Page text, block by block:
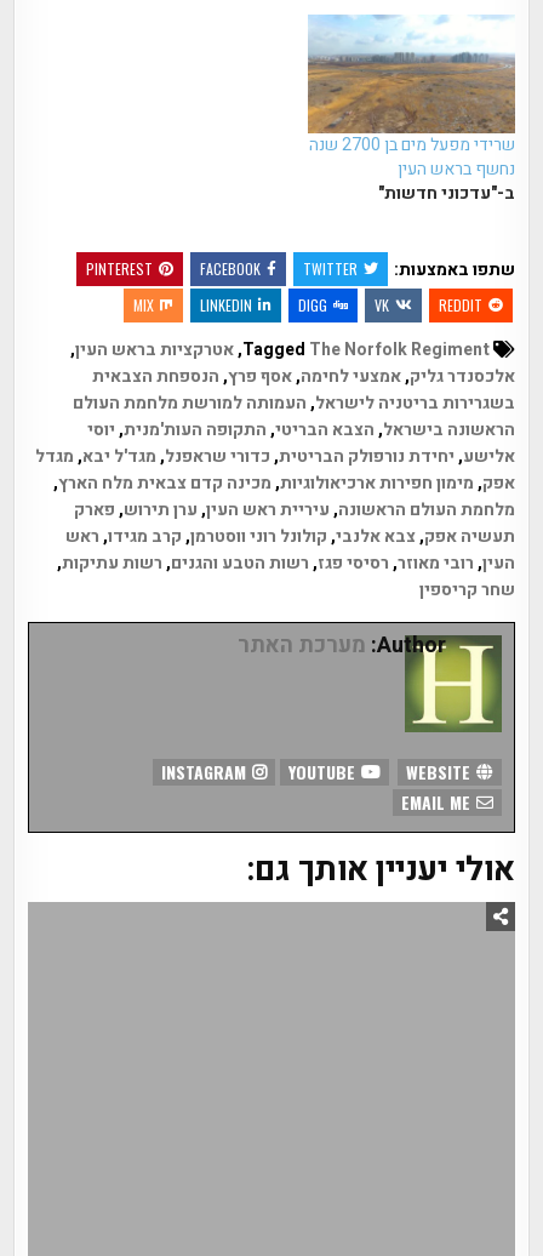
שרידי מפעל מים בן 2700 שנה
נחשף בראש העין
ב-"עדכוני חדשות"
שתפו באמצעות: TWITTER
FACEBOOK
PINTEREST
REDDIT
VK
DIGG
LINKEDIN
MIX
Tagged
The Norfolk Regiment
,אטרקציות בראש העין,
אלכסנדר גליק,אמצעי לחימה,אסף פרץ,הנספחת הצבאית
בשגרירות בריטניה לישראל,העמותה למורשת מלחמת העולם
הראשונה בישראל,הצבא הבריטי,התקופה העות'מנית,יוסי
אלישע,יחידת נורפולק הבריטית,כדורי שראפנל,מגד'ל יבא,מגדל
אפק,מימון חפירות ארכיאולוגיות,מכינה קדם צבאית מלח הארץ,
מלחמת העולם הראשונה,עיריית ראש העין,ערן תירוש,פארק
תעשיה אפק,צבא אלנבי,קולונל רוני ווסטרמן,קרב מגידו,ראש
העין,רובי מאוזר,רסיסי פגז,רשות הטבע והגנים,רשות עתיקות,
שחר קריספין
Author: מערכת האתר
INSTAGRAM
אולי יעניין אותך גם: